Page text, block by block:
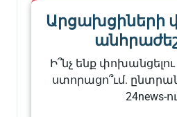
Արցախցիների
Ի՞նչ ենք
ստորացո՞ւմ.
24news-